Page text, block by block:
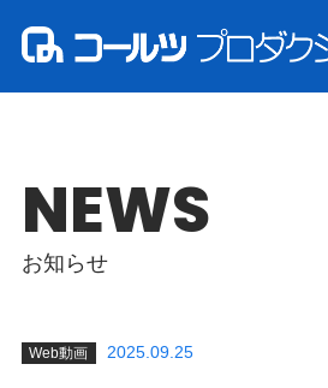
NEWS
お知らせ
Web動画 2025.09.25